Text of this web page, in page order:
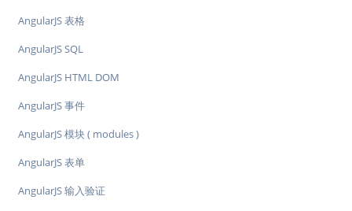
AngularJS 表格
AngularJS SQL
AngularJS HTML DOM
AngularJS 事件
AngularJS 模块 ( modules )
AngularJS 表单
AngularJS 输入验证